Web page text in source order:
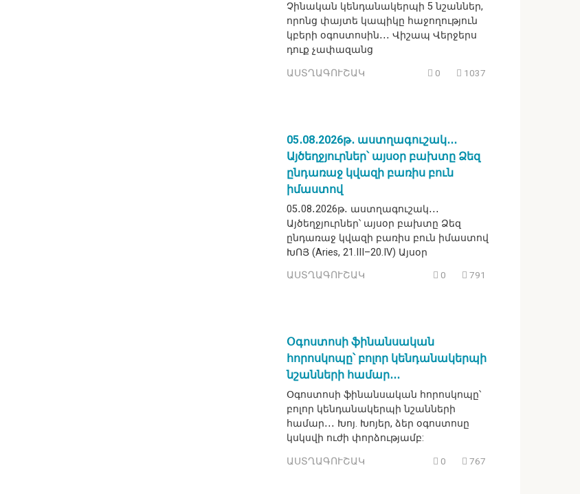
Չինական կենդանակերպի 5 նշաններ,
որոնց փայտե կապիկը հաջողություն
կբերի օգոստոսին․․․ Վիշապ Վերջերս
դուք չափազանց
ԱՍՏՂԱԳՈՒՇԱԿ 0 1037
05․08․2026թ․ աստղագուշակ․․․
Այծեղջյուրներ՝ այսօր բախտը Ձեզ
ընդառաջ կվազի բառիս բուն
իմաստով
05․08․2026թ․ աստղագուշակ․․․
Այծեղջյուրներ՝ այսօր բախտը Ձեզ
ընդառաջ կվազի բառիս բուն իմաստով
ԽՈՅ (Aries, 21.III–20.IV) Այսօր
ԱՍՏՂԱԳՈՒՇԱԿ 0 791
Օգոստոսի ֆինանսական
հորոսկոպը՝ բոլոր կենդանակերպի
նշանների համար․․․
Օգոստոսի ֆինանսական հորոսկոպը՝
բոլոր կենդանակերպի նշանների
համար․․․ Խոյ. Խոյեր, ձեր օգոստոսը
կսկսվի ուժի փորձությամբ:
ԱՍՏՂԱԳՈՒՇԱԿ 0 767